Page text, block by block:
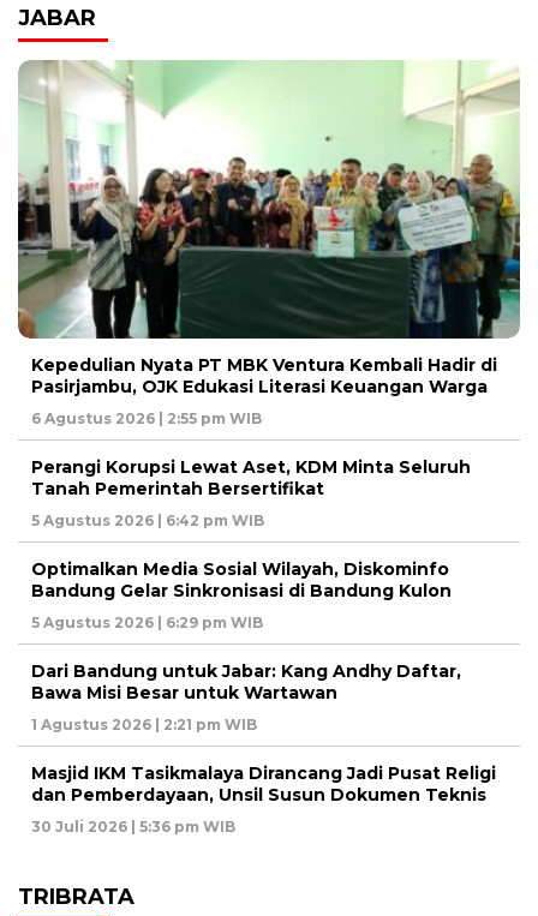
JABAR
Kepedulian Nyata PT MBK Ventura Kembali Hadir di
Pasirjambu, OJK Edukasi Literasi Keuangan Warga
6 Agustus 2026 | 2:55 pm WIB
Perangi Korupsi Lewat Aset, KDM Minta Seluruh
Tanah Pemerintah Bersertifikat
5 Agustus 2026 | 6:42 pm WIB
Optimalkan Media Sosial Wilayah, Diskominfo
Bandung Gelar Sinkronisasi di Bandung Kulon
5 Agustus 2026 | 6:29 pm WIB
Dari Bandung untuk Jabar: Kang Andhy Daftar,
Bawa Misi Besar untuk Wartawan
1 Agustus 2026 | 2:21 pm WIB
Masjid IKM Tasikmalaya Dirancang Jadi Pusat Religi
dan Pemberdayaan, Unsil Susun Dokumen Teknis
30 Juli 2026 | 5:36 pm WIB
TRIBRATA